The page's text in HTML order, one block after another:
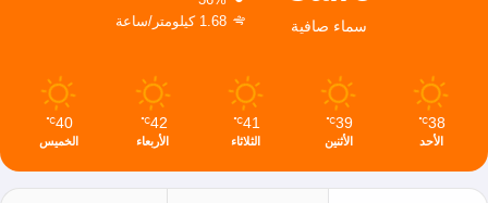
سماء صافية
1.68 كيلومتر/ساعة
38
℃
الأحد
39
℃
الأثنين
41
℃
الثلاثاء
42
℃
الأربعاء
40
℃
الخميس